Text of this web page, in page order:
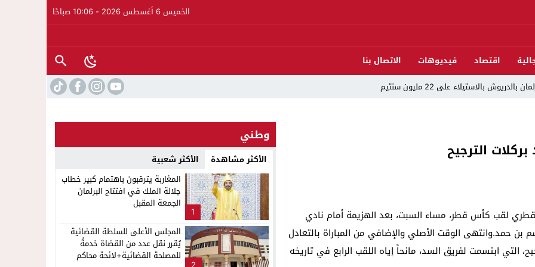
الخميس 6 أغسطس 2026 - 10:06 صباحًا
اقتصاد فيديوهات
الاتصال بنا
بالاستيلاء على 22 مليون سنتيم
حريق داخل ضيعة فلاحية
وتحتضن زوجها في لحظة أعادت الأمل 13:06
المغاربةةصف واحد لموجهة الإشاعة والتحريض وحملات التضليل
22:51 المحمدية تسدل الستار على الدورة الثالثة لمهرجان العيطة المرساوية
الترجيح
لقب كأس قطر، مساء السبت، بعد الهزيمة أمام نادي
حمد.وانتهى الوقت الأصلي والإضافي من المباراة بالتعادل
الترجيح، التي ابتسمت لفريق السد، مانحاً إياه اللقب الرابع في تاريخه
وطني
الأكثر مشاهدة الأكثر شعبية
1
المغاربة يترقبون باهتمام كبير خطاب
جلالة الملك في افتتاح البرلمان
الجمعة المقبل
المجلس الأعلى للسلطة القضائية
يُقرر نقل عدد من القضاة خدمةً
للمصلحة القضائية+لائحة محاكم